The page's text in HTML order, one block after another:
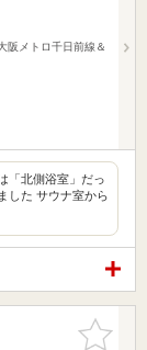
阪メトロ千日前線＆
「北側浴室」だっ
した サウナ室から
お気に入
りに追加